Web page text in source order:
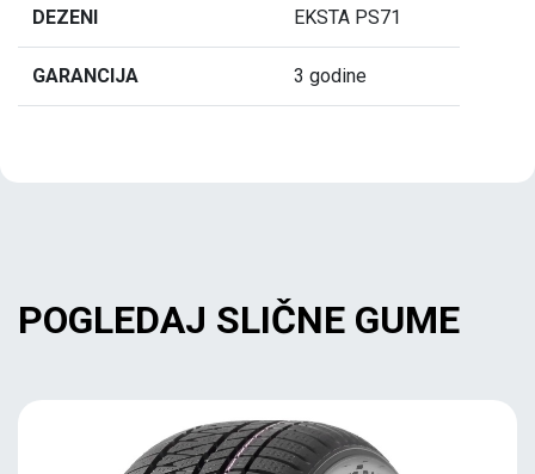
DEZENI EKSTA PS71
GARANCIJA 3 godine
POGLEDAJ SLIČNE GUME